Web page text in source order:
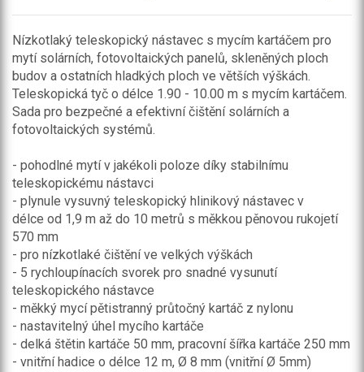
Nízkotlaký teleskopický nástavec s mycím kartáčem pro
mytí solárních, fotovoltaických panelů, skleněných ploch
budov a ostatních hladkých ploch ve větších výškách.
Teleskopická tyč o délce 1.90 - 10.00 m s mycím kartáčem.
Sada pro bezpečné a efektivní čištění solárních a
fotovoltaických systémů.
- pohodlné mytí v jakékoli poloze díky stabilnímu
teleskopickému nástavci
- plynule vysuvný teleskopický hlinikový nástavec v
délce od 1,9 m až do 10 metrů s měkkou pěnovou rukojetí
570 mm
- pro nízkotlaké čištění ve velkých výškách
- 5 rychloupínacích svorek pro snadné vysunutí
teleskopického nástavce
- měkký mycí pětistranný průtočný kartáč z nylonu
- nastavitelný úhel mycího kartáče
- delká štětin kartáče 50 mm, pracovní šířka kartáče 250 mm
- vnitřní hadice o délce 12 m, Ø 8 mm (vnitřní Ø 5mm)